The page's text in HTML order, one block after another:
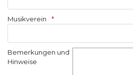
Musikverein
Bemerkungen und
Hinweise